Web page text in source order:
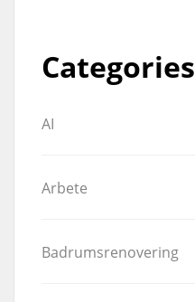
Categories
AI
Arbete
Badrumsrenovering